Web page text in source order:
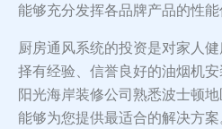
能够充分发挥各品牌产品的性能
厨房通风系统的投资是对家人
择有经验、信誉良好的油烟机安
阳光海岸装修公司熟悉波士顿
能够为您提供最适合的解决方案